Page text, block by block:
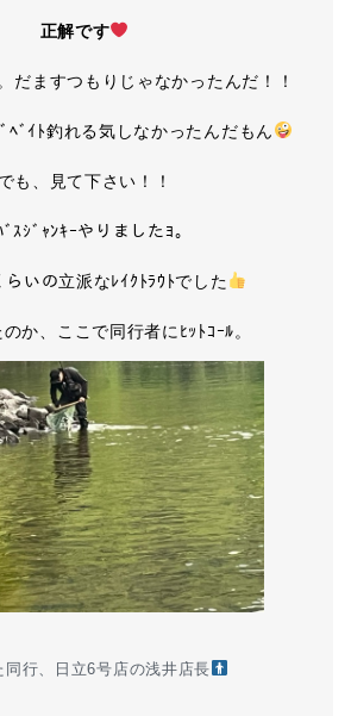
正解です
だますつもりじゃなかったんだ！！
ﾍﾞｲﾄ釣れる気しなかったんだもん
でも、見て下さい！！
ﾞｽｼﾞｬﾝｷｰやりましたﾖ。
らいの立派なﾚｲｸﾄﾗｳﾄでした
か、ここで同行者にﾋｯﾄｺｰﾙ。
同行、日立6号店の浅井店長